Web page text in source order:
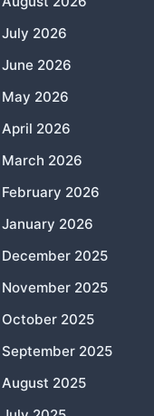
July 2026
June 2026
May 2026
April 2026
March 2026
February 2026
January 2026
December 2025
November 2025
October 2025
September 2025
August 2025